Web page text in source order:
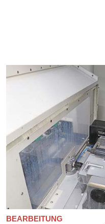
BEARBEITUNG